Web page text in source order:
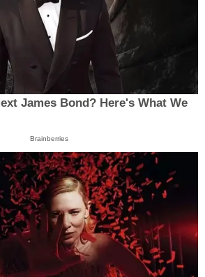
James Bond? Here's What We
Brainberries